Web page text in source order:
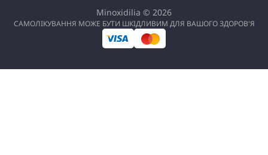
Minoxidilia © 2026
САМОЛІКУВАННЯ МОЖЕ БУТИ ШКІДЛИВИМ ДЛЯ ВАШОГО ЗДОРОВ'Я